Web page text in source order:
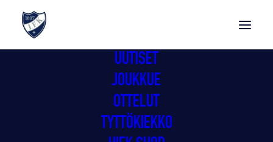
UUTISET
JOUKKUE
OTTELUT
TYTTÖKIEKKO